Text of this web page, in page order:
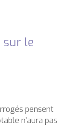
sur le
pensent
n’aura pas